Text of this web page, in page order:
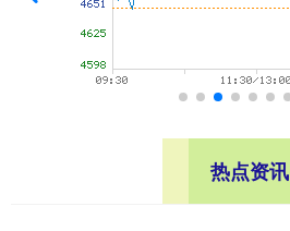
热点资讯